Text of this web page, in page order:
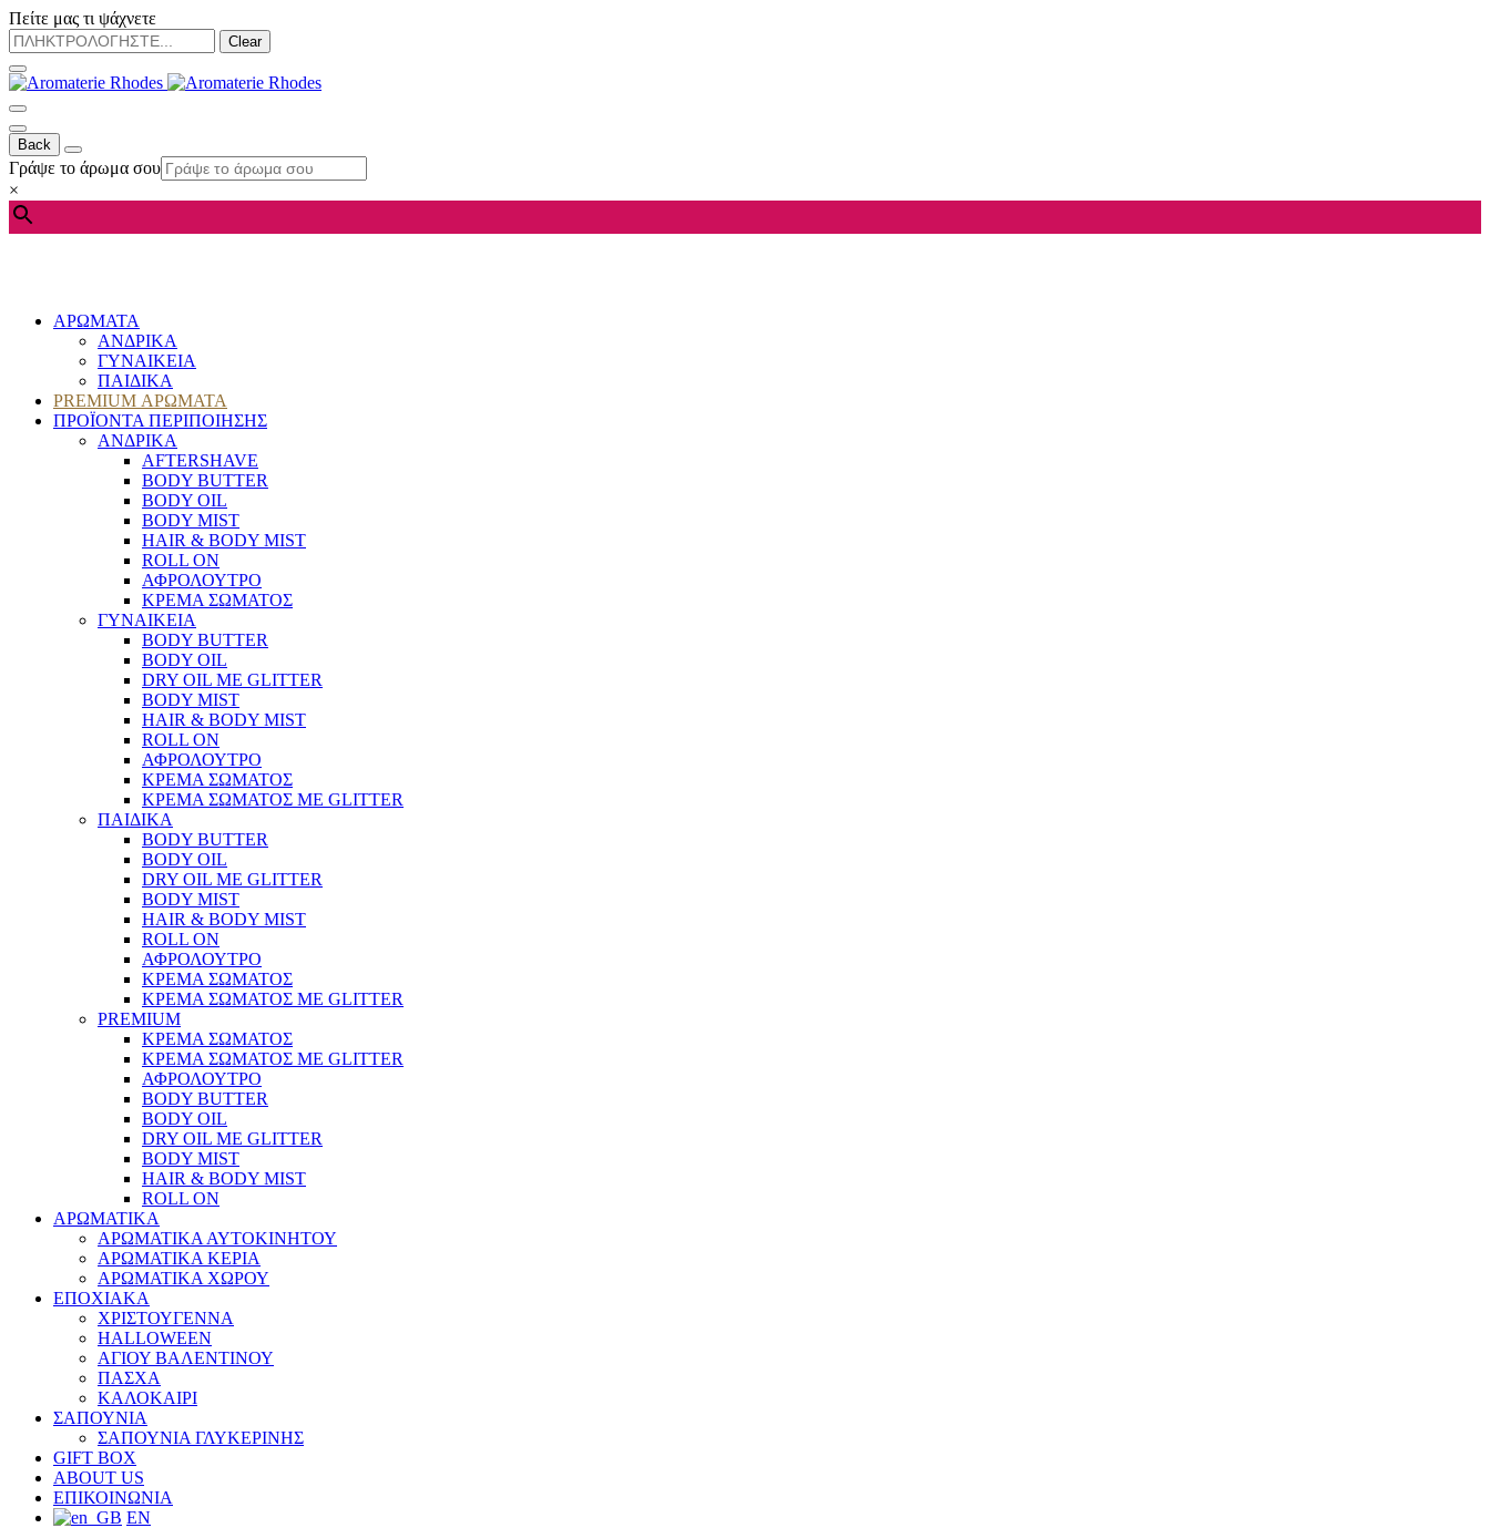
Πείτε μας τι ψάχνετε
Clear
Back
Γράψε το άρωμα σου
×
ΑΡΩΜΑΤΑ
ΑΝΔΡΙΚΑ
ΓΥΝΑΙΚΕΙΑ
ΠΑΙΔΙΚΑ
PREMIUM ΑΡΩΜΑΤΑ
ΠΡΟΪΟΝΤΑ ΠΕΡΙΠΟΙΗΣΗΣ
ΑΝΔΡΙΚΑ
AFTERSHAVE
BODY BUTTER
BODY OIL
BODY MIST
HAIR & BODY MIST
ROLL ON
ΑΦΡΟΛΟΥΤΡΟ
ΚΡΕΜΑ ΣΩΜΑΤΟΣ
ΓΥΝΑΙΚΕΙΑ
BODY BUTTER
BODY OIL
DRY OIL ΜΕ GLITTER
BODY MIST
HAIR & BODY MIST
ROLL ON
ΑΦΡΟΛΟΥΤΡΟ
ΚΡΕΜΑ ΣΩΜΑΤΟΣ
ΚΡΕΜΑ ΣΩΜΑΤΟΣ ΜΕ GLITTER
ΠΑΙΔΙΚΑ
BODY BUTTER
BODY OIL
DRY OIL ΜΕ GLITTER
BODY MIST
HAIR & BODY MIST
ROLL ON
ΑΦΡΟΛΟΥΤΡΟ
ΚΡΕΜΑ ΣΩΜΑΤΟΣ
ΚΡΕΜΑ ΣΩΜΑΤΟΣ ΜΕ GLITTER
PREMIUM
ΚΡΕΜΑ ΣΩΜΑΤΟΣ
ΚΡΕΜΑ ΣΩΜΑΤΟΣ ΜΕ GLITTER
ΑΦΡΟΛΟΥΤΡΟ
BODY BUTTER
BODY OIL
DRY OIL ΜΕ GLITTER
BODY MIST
HAIR & BODY MIST
ROLL ON
ΑΡΩΜΑΤΙΚΑ
ΑΡΩΜΑΤΙΚΑ ΑΥΤΟΚΙΝΗΤΟΥ
ΑΡΩΜΑΤΙΚΑ ΚΕΡΙΑ
ΑΡΩΜΑΤΙΚΑ ΧΩΡΟΥ
ΕΠΟΧΙΑΚΑ
ΧΡΙΣΤΟΥΓΕΝΝΑ
HALLOWEEN
ΑΓΙΟΥ ΒΑΛΕΝΤΙΝΟΥ
ΠΑΣΧΑ
ΚΑΛΟΚΑΙΡΙ
ΣΑΠΟΥΝΙΑ
ΣΑΠΟΥΝΙΑ ΓΛΥΚΕΡΙΝΗΣ
GIFT BOX
ABOUT US
ΕΠΙΚΟΙΝΩΝΙΑ
EN